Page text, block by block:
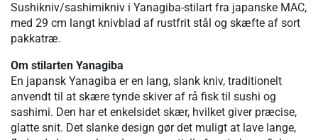
Sushikniv/sashimikniv i Yanagiba-stilart fra japanske MAC,
med 29 cm langt knivblad af rustfrit stål og skæfte af sort
pakkatræ.
Om stilarten Yanagiba
En japansk Yanagiba er en lang, slank kniv, traditionelt
anvendt til at skære tynde skiver af rå fisk til sushi og
sashimi. Den har et enkelsidet skær, hvilket giver præcise,
glatte snit. Det slanke design gør det muligt at lave lange,